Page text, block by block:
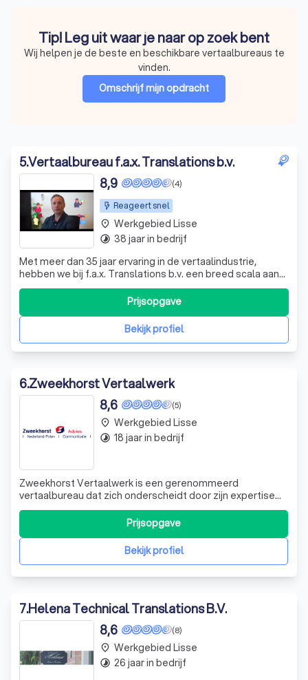
Tip! Leg uit waar je naar op zoek bent
Wij helpen je de beste en beschikbare vertaalbureaus te
vinden.
Omschrijf mijn opdracht
5.Vertaalbureau f.a.x. Translations b.v.
Reageert snel
(4)
8,9
Met meer dan 35 jaar ervaring in de vertaalindustrie,
hebben we bij f.a.x. Translations b.v. een breed scala aan
klanten mogen helpen. Onze passie is om jouw
boodschap over te brengen in elke taal die je nodig hebt.
Of je nu een enkel woord of een groot project in 26
verschillende talen wilt vertale
Bekijk profiel
Prijsopgave
place Werkgebied Lisse
timelapse 38 jaar in bedrijf
6.Zweekhorst Vertaalwerk
(5)
8,6
Zweekhorst Vertaalwerk is een gerenommeerd
vertaalbureau dat zich onderscheidt door zijn expertise
en professionaliteit. Wij zijn gespecialiseerd in het leveren
van hoogwaardige vertaaldiensten voor diverse
documenten zoals geboorteaktes, huwelijksaktes,
overlijdensaktes, verklaringen van huwelijksb
Bekijk profiel
Prijsopgave
place Werkgebied Lisse
timelapse 18 jaar in bedrijf
7.Helena Technical Translations B.V.
(8)
8,6
place Werkgebied Lisse
timelapse 26 jaar in bedrijf